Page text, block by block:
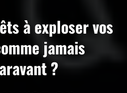
à exploser vos
jamais
?